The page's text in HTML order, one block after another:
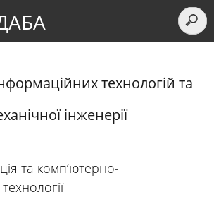
технологій та
інженерії
та комп’ютерно-